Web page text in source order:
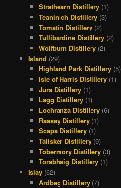
Strathearn Distillery (1)
Teaninich Distillery (3)
Tomatin Distillery (2)
Tullibardine Distillery (2)
Wolfburn Distillery (2)
Island (29)
Highland Park Distillery (5)
Isle of Harris Distillery (1)
Jura Distillery (1)
Lagg Distillery (1)
Lochranza Distillery (6)
Raasay Distillery (1)
Scapa Distillery (1)
Talisker Distillery (9)
Tobermory Distillery (3)
Torabhaig Distillery (1)
Islay(62)
Ardbeg Distillery (7)